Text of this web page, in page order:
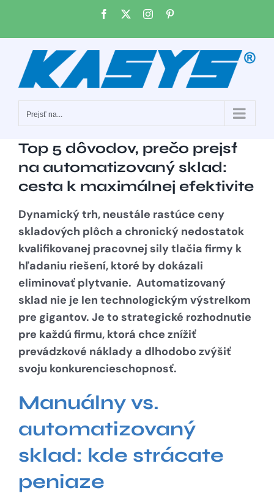
content
Facebook Instagram
Prejsť na...
Top 5 dôvodov, prečo prejsť
na automatizovaný sklad:
cesta k maximálnej efektivite
Dynamický trh, neustále rastúce ceny
skladových plôch a chronický nedostatok
kvalifikovanej pracovnej sily tlačia firmy k
hľadaniu riešení, ktoré by dokázali
eliminovať plytvanie. Automatizovaný
sklad nie je len technologickým výstrelkom
pre gigantov. Je to strategické rozhodnutie
pre každú firmu, ktorá chce znížiť
prevádzkové náklady a dlhodobo zvýšiť
svoju konkurencieschopnosť.
Manuálny vs.
automatizovaný
sklad: kde strácate
peniaze